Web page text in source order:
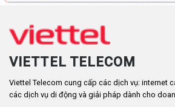
VIETTEL TELECOM
Viettel Telecom cung cấp các dịch vụ: internet
các dịch vụ di động và giải pháp dành cho